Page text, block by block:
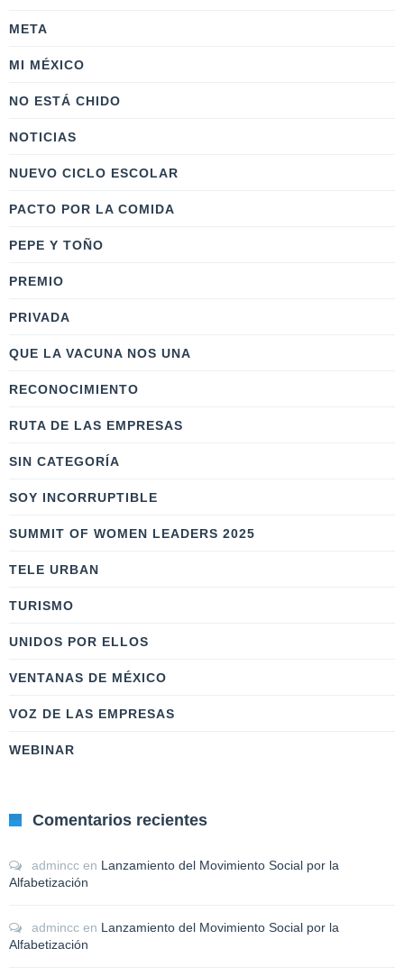
META
MI MÉXICO
NO ESTÁ CHIDO
NOTICIAS
NUEVO CICLO ESCOLAR
PACTO POR LA COMIDA
PEPE Y TOÑO
PREMIO
PRIVADA
QUE LA VACUNA NOS UNA
RECONOCIMIENTO
RUTA DE LAS EMPRESAS
SIN CATEGORÍA
SOY INCORRUPTIBLE
SUMMIT OF WOMEN LEADERS 2025
TELE URBAN
TURISMO
UNIDOS POR ELLOS
VENTANAS DE MÉXICO
VOZ DE LAS EMPRESAS
WEBINAR
Comentarios recientes
admincc en Lanzamiento del Movimiento Social por la
Alfabetización
admincc en Lanzamiento del Movimiento Social por la
Alfabetización